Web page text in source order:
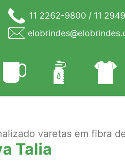
11 2262-9800 / 11
varetas em fibra
Talia